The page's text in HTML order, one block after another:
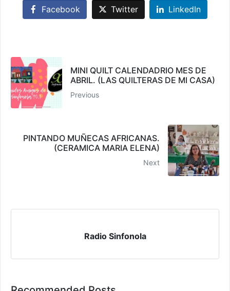
Facebook Twitter LinkedIn
MINI QUILT CALENDADRIO MES DE
ABRIL. (LAS QUILTERAS DE MI CASA)
Previous
PINTANDO MUÑECAS AFRICANAS.
(CERAMICA MARIA ELENA)
Next
Radio Sinfonola